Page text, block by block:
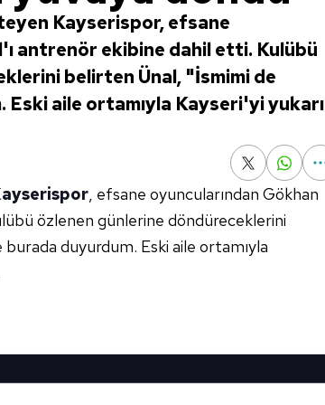
Kayserispor, efsane
antrenör ekibine dahil etti. Kulübü
belirten Ünal, "İsmimi de
Eski aile ortamıyla Kayseri'yi yukarı
, efsane oyuncularından Gökhan
özlenen günlerine döndüreceklerini
duyurdum. Eski aile ortamıyla